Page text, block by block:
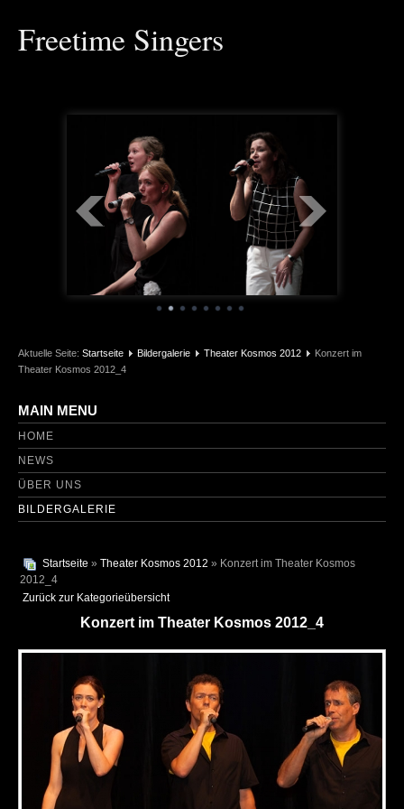
Freetime Singers
Aktuelle Seite: Startseite Bildergalerie Theater Kosmos 2012
Konzert im
Theater Kosmos 2012_4
MAIN MENU
HOME
NEWS
ÜBER UNS
BILDERGALERIE
Startseite » Theater Kosmos 2012 » Konzert im Theater Kosmos
2012_4
Zurück zur Kategorieübersicht
Konzert im Theater Kosmos 2012_4